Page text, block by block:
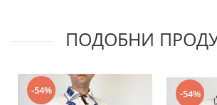
ПОДОБНИ
-54% -54%